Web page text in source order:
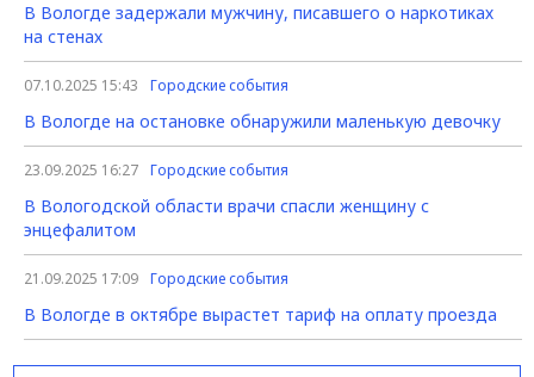
В Вологде задержали мужчину, писавшего о наркотиках
на стенах
07.10.2025 15:43 Городские события
В Вологде на остановке обнаружили маленькую девочку
23.09.2025 16:27 Городские события
В Вологодской области врачи спасли женщину с
энцефалитом
21.09.2025 17:09 Городские события
В Вологде в октябре вырастет тариф на оплату проезда